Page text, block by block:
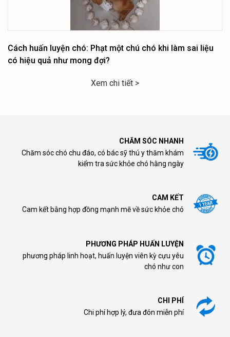
Cách huấn luyện chó: Phạt một chú chó khi làm sai liệu
có hiệu quả như mong đợi?
Xem chi tiết >
CHĂM SÓC NHANH
Chăm sóc chó chu đáo, có bác sỹ thú y thăm khám
kiểm tra sức khỏe chó hằng ngày
CAM KẾT
Cam kết bằng hợp đồng mạnh mẽ về sức khỏe chó
PHƯƠNG PHÁP HUẤN LUYỆN
phương pháp linh hoạt, huấn luyện viên kỳ cựu yêu
chó như con
CHI PHÍ
Chi phí hợp lý, đưa đón miễn phí